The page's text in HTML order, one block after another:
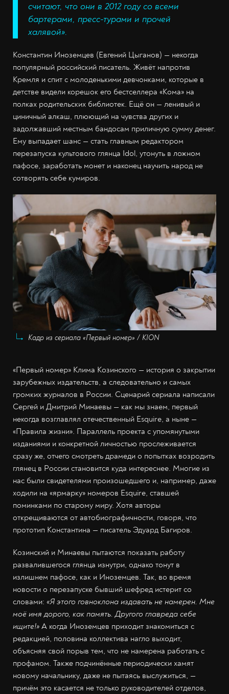
считают, что они в 2012 году со всеми
бартерами, пресс-турами и прочей
халявой».
Константин Иноземцев (Евгений Цыганов) — некогда
популярный российский писатель. Живёт напротив
Кремля и спит с молоденькими девчонками, которые в
детстве видели корешок его бестселлера «Кома» на
полках родительских библиотек. Ещё он — ленивый и
циничный алкаш, плюющий на чувства других и
задолжавший местным бандосам приличную сумму денег.
Ему выпадает шанс — стать главным редактором
перезапуска культового глянца Idol, утонуть в ложном
пафосе, заработать монет и наконец научить народ не
сотворять себе кумиров.
Кадр из сериала «Первый номер» / KION
«Первый номер» Клима Козинского — история о закрытии
зарубежных издательств, а следовательно и самых
громких журналов в России. Сценарий сериала написали
Сергей и Дмитрий Минаевы — как мы знаем, первый
некогда возглавлял отечественный Esquire, а ныне —
«Правила жизни». Параллель проекта с упомянутыми
изданиями и конкретной личностью прослеживается
сразу же, отчего смотреть драмеди о попытках возродить
глянец в России становится куда интереснее. Многие из
нас были свидетелями произошедшего и, например, даже
ходили на «ярмарку» номеров Esquire, ставшей
поминками по старому миру. Хотя авторы
открещиваются от автобиографичности, говоря, что
прототип Константина — писатель Эдуард Багиров.
Козинский и Минаевы пытаются показать работу
развалившегося глянца изнутри, однако тонут в
излишнем пафосе, как и Иноземцев. Так, во время
новости о перезапуске бывший шефред истерит со
словами: «Я этого говноклона издавать не намерен. Мне
моё имя дорого, как память. Другого главреда себе
ищите!» А когда Иноземцев приходит знакомиться с
редакцией, половина коллектива нагло выходит,
объясняя свой порыв тем, что не намерена работать с
профаном. Также подчинённые периодически хамят
новому начальнику, даже не пытаясь выслужиться, —
причём это касается не только руководителей отделов,